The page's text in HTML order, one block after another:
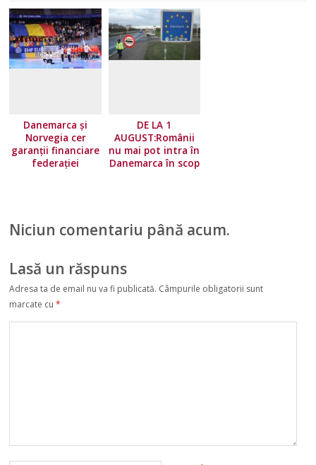
Danemarca și
Norvegia cer
garanții financiare
federației
DE LA 1
AUGUST:Românii
nu mai pot intra în
Danemarca în scop
Niciun comentariu până acum.
Lasă un răspuns
Adresa ta de email nu va fi publicată. Câmpurile obligatorii sunt
marcate cu*